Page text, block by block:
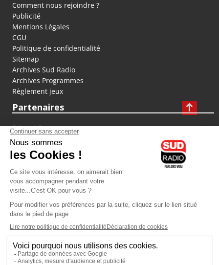
Comment nous rejoindre ?
Publicité
Mentions Légales
CGU
Politique de confidentialité
Sitemap
Archives Sud Radio
Archives Programmes
Règlement jeux
Partenaires
fiducial.fr
lyoncapitale.fr
olympique-et-lyonnais.com
L'application Iphone / Android
Téléchargez l'application
Les cookies
Gestion des cookies